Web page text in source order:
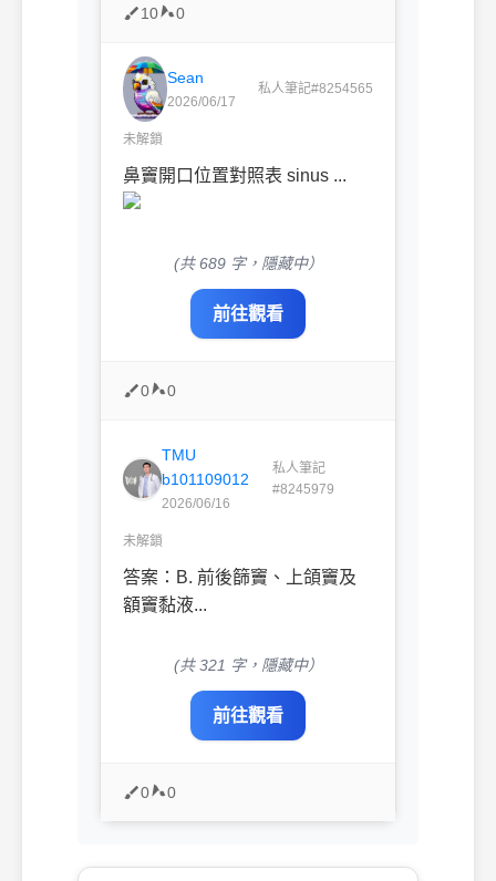
10 0
Sean
2026/06/17
私人筆記#8254565
未解鎖
鼻竇開口位置對照表 sinus ...
(共 689 字，隱藏中）
前往觀看
0 0
TMU
b101109012
2026/06/16
私人筆記
#8245979
未解鎖
答案：B. 前後篩竇、上頜竇及
額竇黏液...
(共 321 字，隱藏中）
前往觀看
0 0